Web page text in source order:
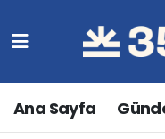
Ana Sayfa